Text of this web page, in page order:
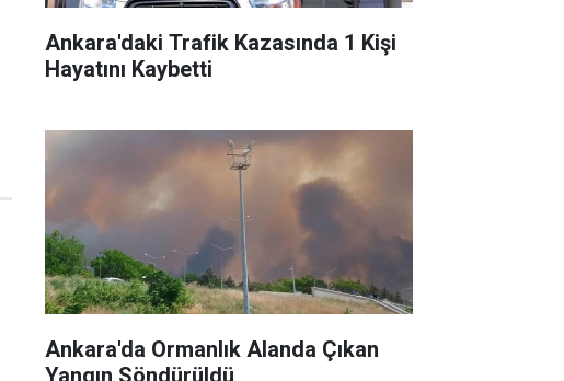
Ankara'daki Trafik Kazasında 1 Kişi
Hayatını Kaybetti
Ankara'da Ormanlık Alanda Çıkan
Yangın Söndürüldü